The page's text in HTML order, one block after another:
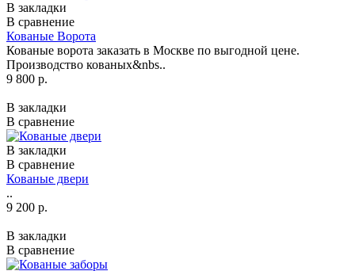
В закладки
В сравнение
Кованые Ворота
Кованые ворота заказать в Москве по выгодной цене.
Производство кованых&nbs..
9 800 р.
В закладки
В сравнение
В закладки
В сравнение
Кованые двери
..
9 200 р.
В закладки
В сравнение